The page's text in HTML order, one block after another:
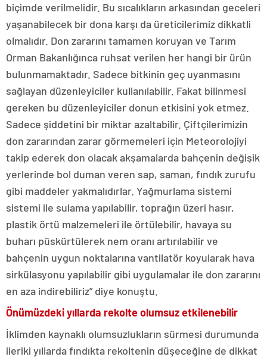
biçimde verilmelidir. Bu sıcalıkların arkasından geceleri
yaşanabilecek bir dona karşı da üreticilerimiz dikkatli
olmalıdır. Don zararını tamamen koruyan ve Tarım
Orman Bakanlığınca ruhsat verilen her hangi bir ürün
bulunmamaktadır. Sadece bitkinin geç uyanmasını
sağlayan düzenleyiciler kullanılabilir. Fakat bilinmesi
gereken bu düzenleyiciler donun etkisini yok etmez.
Sadece şiddetini bir miktar azaltabilir. Çiftçilerimizin
don zararından zarar görmemeleri için Meteorolojiyi
takip ederek don olacak akşamalarda bahçenin değişik
yerlerinde bol duman veren sap, saman, fındık zurufu
gibi maddeler yakmalıdırlar. Yağmurlama sistemi
sistemi ile sulama yapılabilir, toprağın üzeri hasır,
plastik örtü malzemeleri ile örtülebilir, havaya su
buharı püskürtülerek nem oranı artırılabilir ve
bahçenin uygun noktalarına vantilatör koyularak hava
sirkülasyonu yapılabilir gibi uygulamalar ile don zararını
en aza indirebiliriz” diye konuştu.
Önümüzdeki yıllarda rekolte olumsuz etkilenebilir
İklimden kaynaklı olumsuzlukların sürmesi durumunda
ileriki yıllarda fındıkta rekoltenin düşeceğine de dikkat